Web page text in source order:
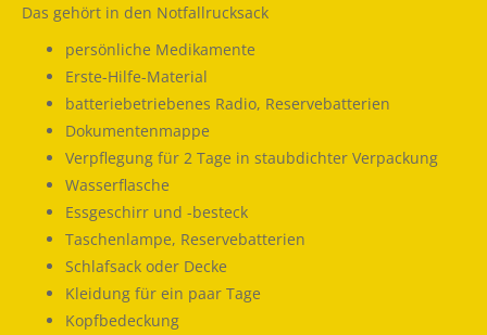
Das gehört in den Notfallrucksack
persönliche Medikamente
Erste-Hilfe-Material
batteriebetriebenes Radio, Reservebatterien
Dokumentenmappe
Verpflegung für 2 Tage in staubdichter Verpackung
Wasserflasche
Essgeschirr und -besteck
Taschenlampe, Reservebatterien
Schlafsack oder Decke
Kleidung für ein paar Tage
Kopfbedeckung